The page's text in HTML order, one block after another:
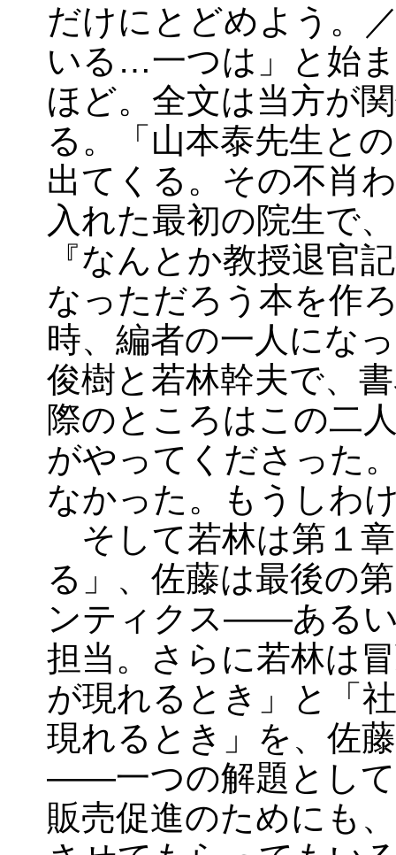
だけにとどめよう。
いる…一つは」と始
ほど。全文は当方が
る。「山本泰先生と
出てくる。その不肖
入れた最初の院生で
『なんとか教授退官
なっただろう本を作
時、編者の一人にな
俊樹と若林幹夫で、
際のところはこの二
がやってくださった
なかった。もうしわ
そして若林は第１
る」、佐藤は最後の
ンティクス――ある
担当。さらに若林は
が現れるとき」と「
現れるとき」を、佐
――一つの解題として
販売促進のためにも